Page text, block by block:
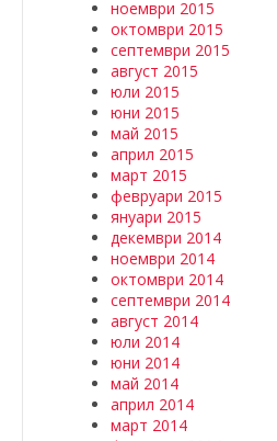
ноември 2015
октомври 2015
септември 2015
август 2015
юли 2015
юни 2015
май 2015
април 2015
март 2015
февруари 2015
януари 2015
декември 2014
ноември 2014
октомври 2014
септември 2014
август 2014
юли 2014
юни 2014
май 2014
април 2014
март 2014